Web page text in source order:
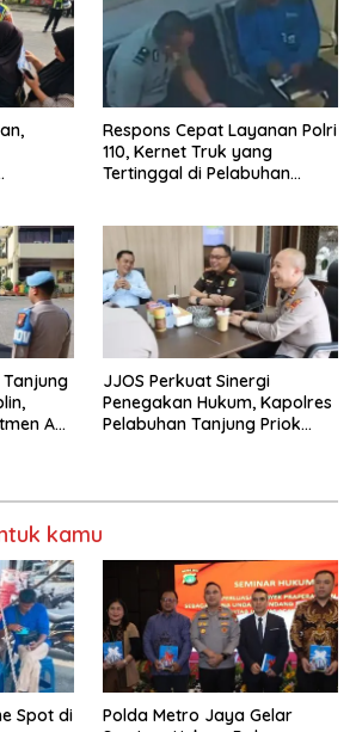
Respons Cepat Layanan Polri
110, Kernet Truk yang
Tertinggal di Pelabuhan
dengan Sopir
Anti
JJOS Perkuat Sinergi
Penegakan Hukum, Kapolres
Pelabuhan Tanjung Priok
kamu
Spot di
Polda Metro Jaya Gelar